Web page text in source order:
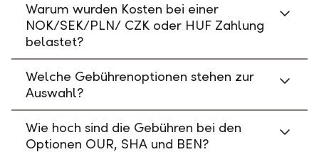
Warum wurden Kosten bei einer
NOK/SEK/PLN/ CZK oder HUF Zahlung
belastet?
Welche Gebührenoptionen stehen zur
Auswahl?
Wie hoch sind die Gebühren bei den
Optionen OUR, SHA und BEN?